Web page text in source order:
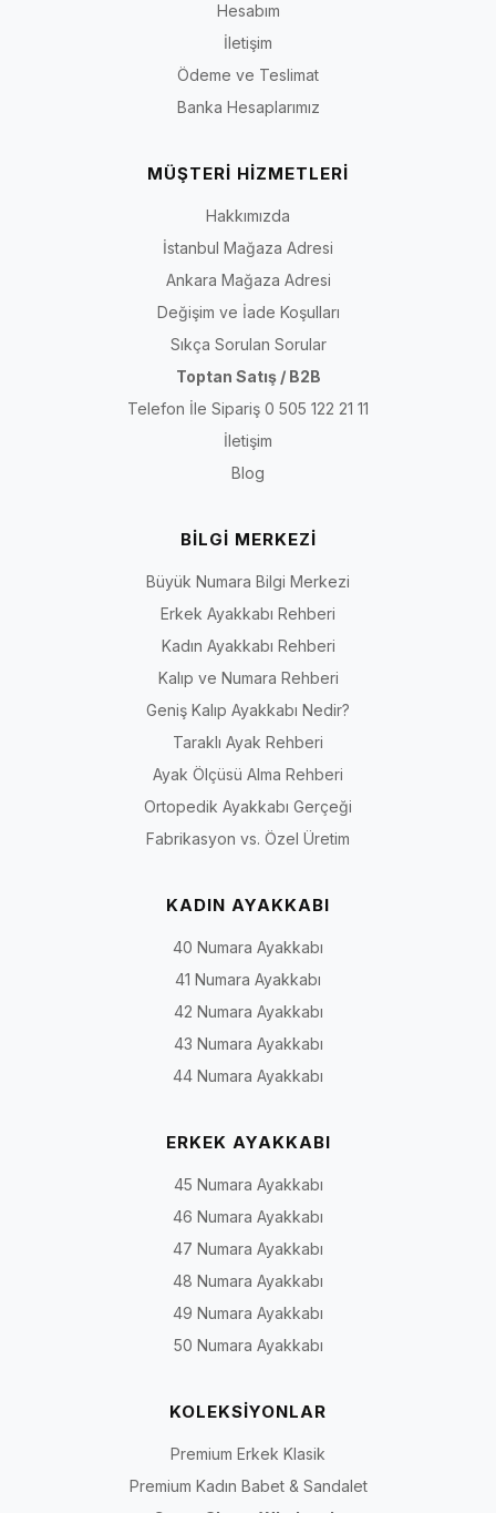
Hesabım
İletişim
Ödeme ve Teslimat
Banka Hesaplarımız
MÜŞTERİ HİZMETLERİ
Hakkımızda
İstanbul Mağaza Adresi
Ankara Mağaza Adresi
Değişim ve İade Koşulları
Sıkça Sorulan Sorular
Toptan Satış / B2B
Telefon İle Sipariş 0 505 122 21 11
İletişim
Blog
BİLGİ MERKEZİ
Büyük Numara Bilgi Merkezi
Erkek Ayakkabı Rehberi
Kadın Ayakkabı Rehberi
Kalıp ve Numara Rehberi
Geniş Kalıp Ayakkabı Nedir?
Taraklı Ayak Rehberi
Ayak Ölçüsü Alma Rehberi
Ortopedik Ayakkabı Gerçeği
Fabrikasyon vs. Özel Üretim
KADIN AYAKKABI
40 Numara Ayakkabı
41 Numara Ayakkabı
42 Numara Ayakkabı
43 Numara Ayakkabı
44 Numara Ayakkabı
ERKEK AYAKKABI
45 Numara Ayakkabı
46 Numara Ayakkabı
47 Numara Ayakkabı
48 Numara Ayakkabı
49 Numara Ayakkabı
50 Numara Ayakkabı
KOLEKSİYONLAR
Premium Erkek Klasik
Premium Kadın Babet & Sandalet